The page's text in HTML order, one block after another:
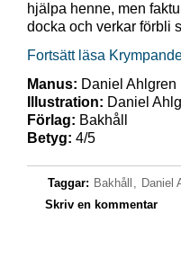
hjälpa henne, men
docka och verkar förbli
Fortsätt läsa
Manus: Daniel Ahlgren
Illustration: Daniel
Förlag: Bakhåll
Betyg: 4/5
Taggar: Bakhåll , Daniel
Skriv en kommentar